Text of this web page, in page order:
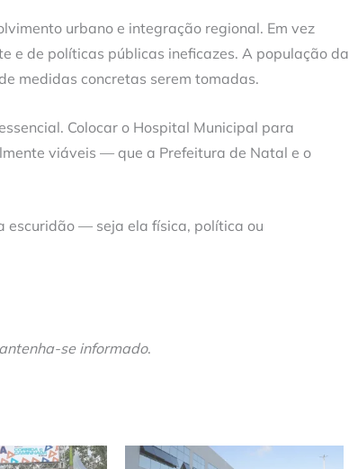
urbano e integração regional. Em vez
e de políticas públicas ineficazes. A população da
medidas concretas serem tomadas.
Colocar o Hospital Municipal para
viáveis — que a Prefeitura de Natal e o
escuridão — seja ela física, política ou
se informado.